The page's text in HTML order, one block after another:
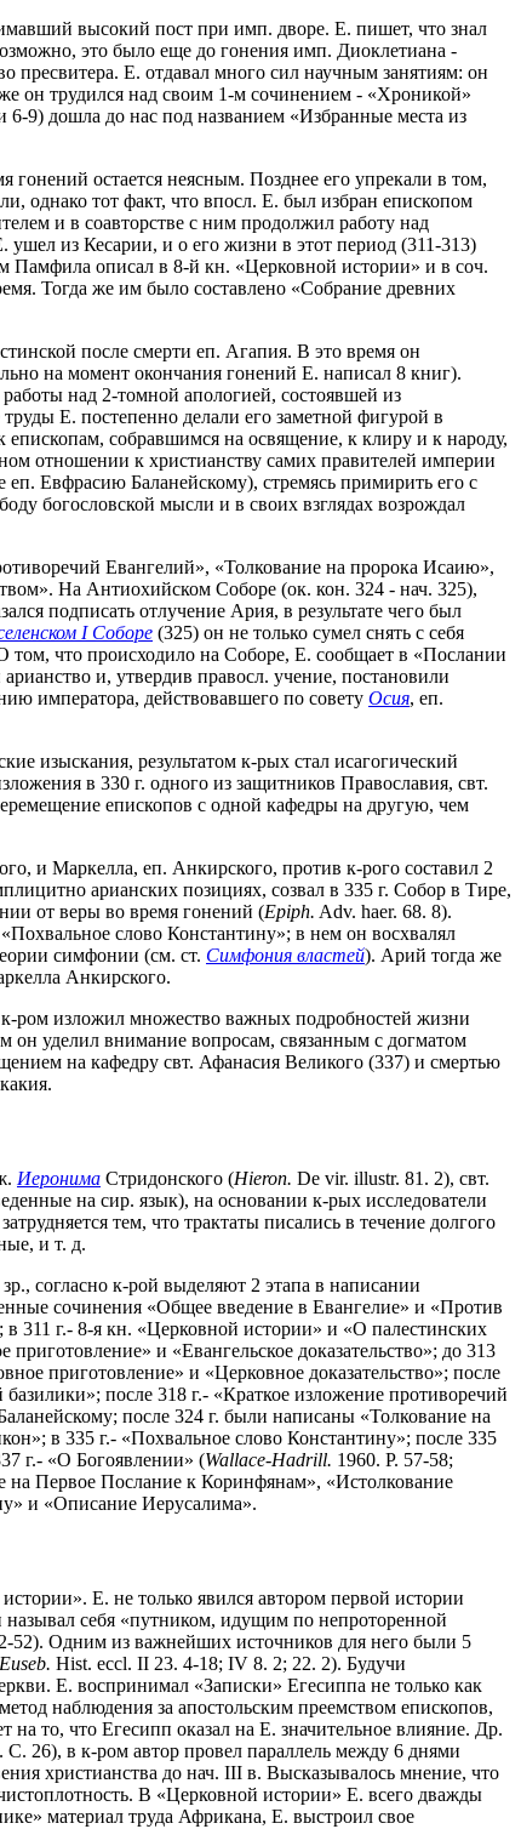
высокий пост при имп. дворе. Е. пишет, что знал
это было еще до гонения имп. Диоклетиана -
Е. отдавал много сил научным занятиям: он
он трудился над своим 1-м сочинением - «Хроникой»
9) дошла до нас под названием «Избранные места из
остается неясным. Позднее его упрекали в том,
однако тот факт, что впосл. Е. был избран епископом
и в соавторстве с ним продолжил работу над
из Кесарии, и о его жизни в этот период (311-313)
Памфила описал в 8-й кн. «Церковной истории» и в соч.
Тогда же им было составлено «Собрание древних
после смерти еп. Агапия. В это время он
на момент окончания гонений Е. написал 8 книг).
над 2-томной апологией, состоявшей из
Е. постепенно делали его заметной фигурой в
собравшимся на освящение, к клиру и к народу,
отношении к христианству самих правителей империи
еп. Евфрасию Баланейскому), стремясь примирить его с
богословской мысли и в своих взглядах возрождал
Евангелий», «Толкование на пророка Исаию»,
На Антиохийском Соборе (ок. кон. 324 - нач. 325),
подписать отлучение Ария, в результате чего был
I Соборе (325) он не только сумел снять с себя
что происходило на Cоборе, Е. сообщает в «Послании
и, утвердив правосл. учение, постановили
императора, действовавшего по совету Осия, еп.
изыскания, результатом к-рых стал исагогический
в 330 г. одного из защитников Православия, свт.
епископов с одной кафедры на другую, чем
и Маркелла, еп. Анкирского, против к-рого составил 2
арианских позициях, созвал в 335 г. Собор в Тире,
от веры во время гонений (Epiph. Adv. haer. 68. 8).
слово Константину»; в нем он восхвалял
симфонии (см. ст. Симфония властей). Арий тогда же
Анкирского.
ром изложил множество важных подробностей жизни
он уделил внимание вопросам, связанным с догматом
на кафедру свт. Афанасия Великого (337) и смертью
Иеронима Стридонского (Hieron. De vir. illustr. 81. 2), свт.
на сир. язык), на основании к-рых исследователи
тем, что трактаты писались в течение долгого
и т. д.
согласно к-рой выделяют 2 этапа в написании
сочинения «Общее введение в Евангелие» и «Против
311 г.- 8-я кн. «Церковной истории» и «О палестинских
и «Евангельское доказательство»; до 313
приготовление» и «Церковное доказательство»; после
после 318 г.- «Краткое изложение противоречий
после 324 г. были написаны «Толкование на
в 335 г.- «Похвальное слово Константину»; после 335
г.- «О Богоявлении» (Wallace-Hadrill. 1960. P. 57-58;
на Первое Послание к Коринфянам», «Истолкование
и «Описание Иерусалима».
Е. не только явился автором первой истории
себя «путником, идущим по непроторенной
52). Одним из важнейших источников для него были 5
Euseb. Hist. eccl. II 23. 4-18; IV 8. 2; 22. 2). Будучи
Е. воспринимал «Записки» Егесиппа не только как
наблюдения за апостольским преемством епископов,
то, что Егесипп оказал на Е. значительное влияние. Др.
С. 26), в к-ром автор провел параллель между 6 днями
христианства до нач. III в. Высказывалось мнение, что
В «Церковной истории» Е. всего дважды
материал труда Африкана, Е. выстроил свое